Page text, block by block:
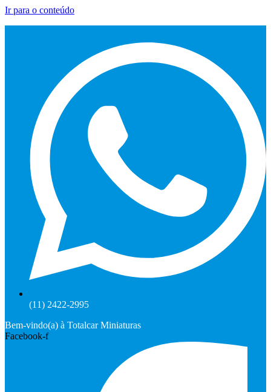
Ir para o conteúdo
(11) 2422-2995
Bem-vindo(a) à Totalcar Miniaturas
Facebook-f